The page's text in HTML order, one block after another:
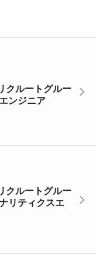
クルートグルー
ンジニア
クルートグルー
リティクスエ